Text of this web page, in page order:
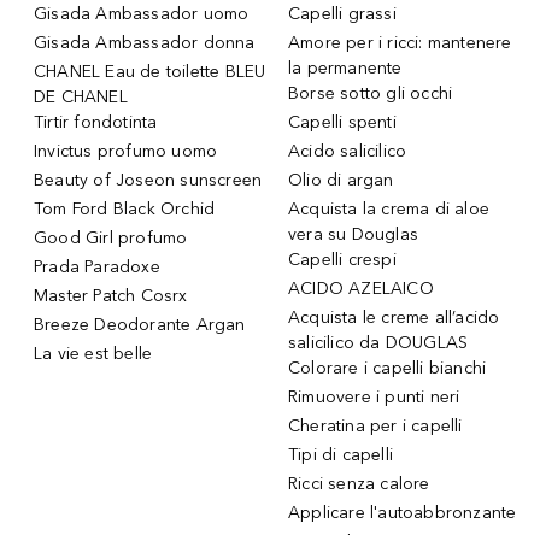
Gisada Ambassador uomo
Gisada Ambassador donna
CHANEL Eau de toilette BLEU
DE CHANEL
Tirtir fondotinta
Invictus profumo uomo
Beauty of Joseon sunscreen
Tom Ford Black Orchid
Good Girl profumo
Prada Paradoxe
Master Patch Cosrx
Breeze Deodorante Argan
La vie est belle
Capelli grassi
Amore per i ricci: mantenere
la permanente
Borse sotto gli occhi
Capelli spenti
Acido salicilico
Olio di argan
Acquista la crema di aloe
vera su Douglas
Capelli crespi
ACIDO AZELAICO
Acquista le creme all’acido
salicilico da DOUGLAS
Colorare i capelli bianchi
Rimuovere i punti neri
Cheratina per i capelli
Tipi di capelli
Ricci senza calore
Applicare l'autoabbronzante